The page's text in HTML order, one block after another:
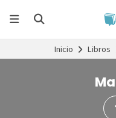
Inicio Libros